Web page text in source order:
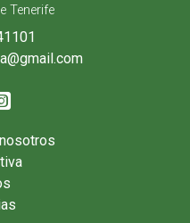
Tenerife